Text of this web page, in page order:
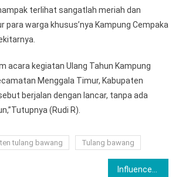
terlihat sangatlah meriah dan
para warga khusus’nya Kampung Cempaka
acara kegiatan Ulang Tahun Kampung
Menggala Timur, Kabupaten
berjalan dengan lancar, tanpa ada
(Rudi R).
tulang bawang Tulang bawang